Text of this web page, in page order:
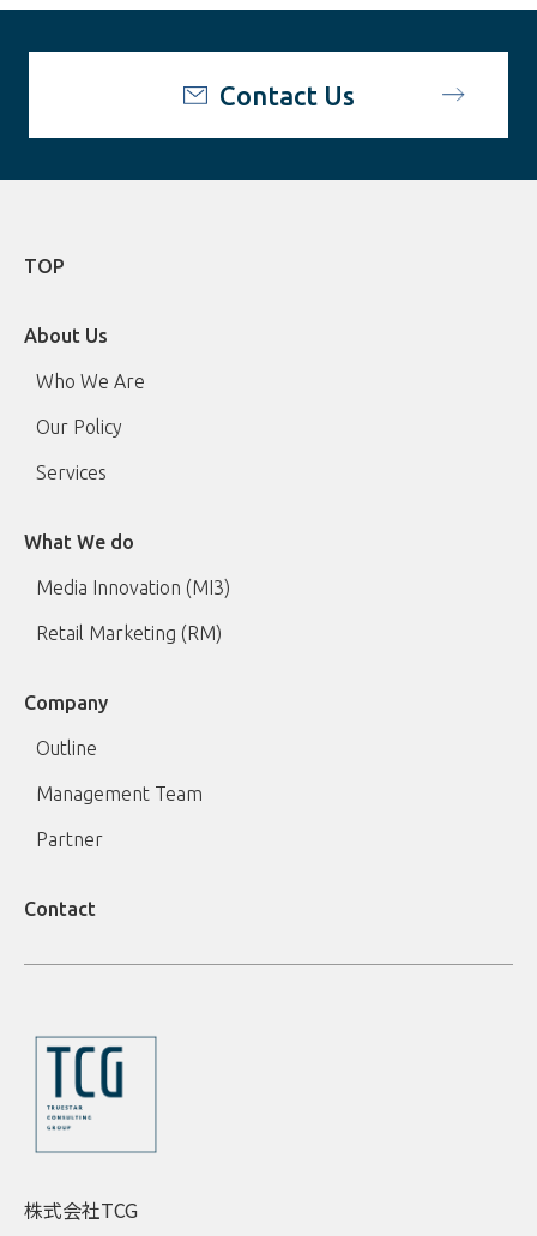
Contact Us
TOP
About Us
Who We Are
Our Policy
Services
What We do
Media Innovation (MI3)
Retail Marketing (RM)
Company
Outline
Management Team
Partner
Contact
株式会社TCG